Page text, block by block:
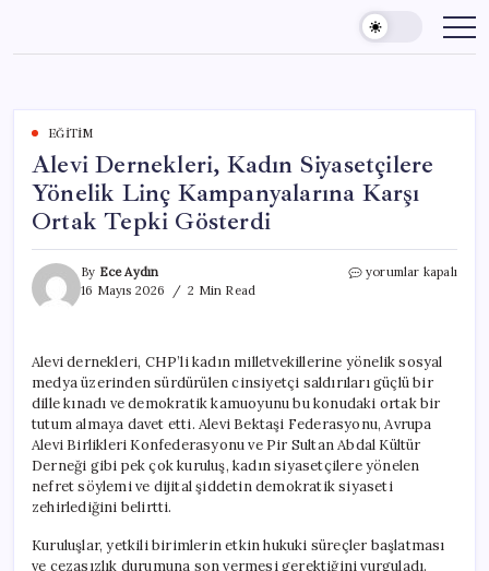
content
EĞITIM
Alevi Dernekleri, Kadın Siyasetçilere
Yönelik Linç Kampanyalarına Karşı
Ortak Tepki Gösterdi
By Ece Aydın
16 Mayıs 2026
2 Min Read
Alevi
Linç
Kampanyalarına
Karşı
Ortak
Tepki
Gösterdi
için
yorumlar kapalı
Alevi dernekleri, CHP’li kadın milletvekillerine yönelik sosyal
medya üzerinden sürdürülen cinsiyetçi saldırıları güçlü bir
dille kınadı ve demokratik kamuoyunu bu konudaki ortak bir
tutum almaya davet etti. Alevi Bektaşi Federasyonu, Avrupa
Alevi Birlikleri Konfederasyonu ve Pir Sultan Abdal Kültür
Derneği gibi pek çok kuruluş, kadın siyasetçilere yönelen
nefret söylemi ve dijital şiddetin demokratik siyaseti
zehirlediğini belirtti.
Kuruluşlar, yetkili birimlerin etkin hukuki süreçler başlatması
ve cezasızlık durumuna son vermesi gerektiğini vurguladı.